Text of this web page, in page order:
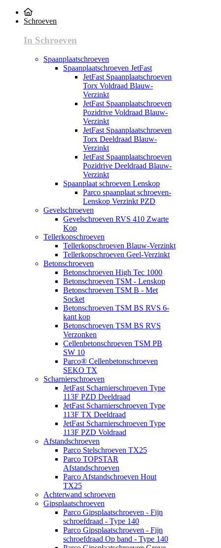
Schroeven
In Schroeven
Spaanplaatschroeven
Spaanplaatschroeven JetFast
JetFast Spaanplaatschroeven
Torx Voldraad Blauw-
Verzinkt
JetFast Spaanplaatschroeven
Pozidrive Voldraad Blauw-
Verzinkt
JetFast Spaanplaatschroeven
Torx Deeldraad Blauw-
Verzinkt
JetFast Spaanplaatschroeven
Pozidrive Deeldraad Blauw-
Verzinkt
Spaanplaat schroeven Lenskop
Parco spaanplaat schroeven-
Lenskop Verzinkt PZD
Gevelschroeven
Gevelschroeven RVS 410 Zwarte
Kop
Tellerkopschroeven
Tellerkopschroeven Blauw-Verzinkt
Tellerkopschroeven Geel-Verzinkt
Betonschroeven
Betonschroeven High Tec 1000
Betonschroeven TSM - Lenskop
Betonschroeven TSM B - Met
Socket
Betonschroeven TSM BS RVS 6-
kant kop
Betonschroeven TSM BS RVS
Verzonken
Cellenbetonschroeven TSM PB
SW 10
Parco® Cellenbetonschroeven
SEKO TX
Scharnierschroeven
JetFast Scharnierschroeven Type
113F PZD Deeldraad
JetFast Scharnierschroeven Type
113F TX Deeldraad
JetFast Scharnierschroeven Type
113F PZD Voldraad
Afstandschroeven
Parco Stelschroeven TX25
Parco TOPSTAR
Afstandschroeven
Parco Afstandschroeven Hout
TX25
Achterwand schroeven
Gipsplaatschroeven
Parco Gipsplaatschroeven - Fijn
schroefdraad - Type 140
Parco Gipsplaatschroeven - Fijn
schroefdraad Op band - Type 140